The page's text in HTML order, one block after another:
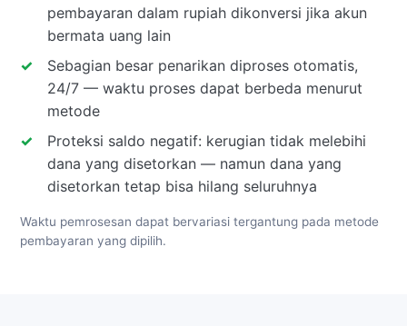
pembayaran dalam rupiah dikonversi jika akun
bermata uang lain
Sebagian besar penarikan diproses otomatis,
24/7 — waktu proses dapat berbeda menurut
metode
Proteksi saldo negatif: kerugian tidak melebihi
dana yang disetorkan — namun dana yang
disetorkan tetap bisa hilang seluruhnya
Waktu pemrosesan dapat bervariasi tergantung pada metode
pembayaran yang dipilih.